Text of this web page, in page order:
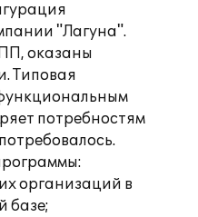
"Лагуна".
оказаны
Типовая
потребностям
организаций в
базе;